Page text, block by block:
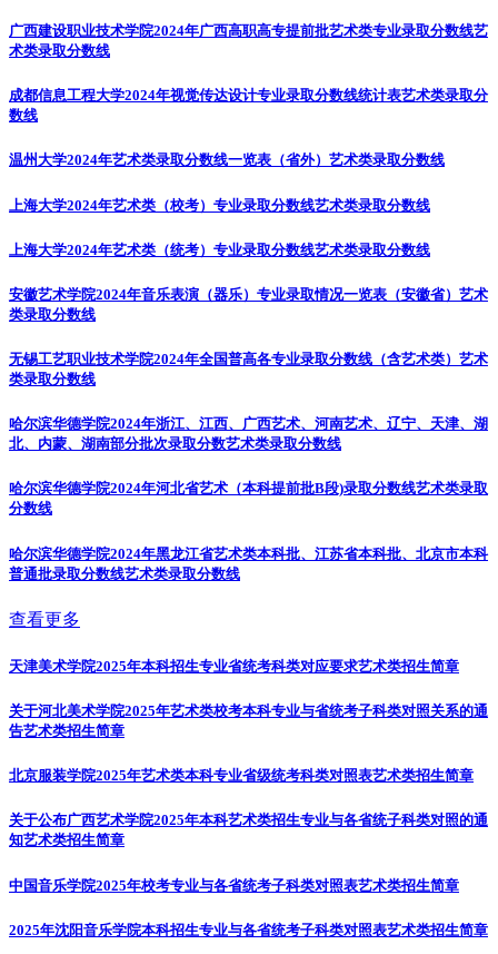
广西建设职业技术学院2024年广西高职高专提前批艺术类专业录取分数线艺
术类录取分数线
成都信息工程大学2024年视觉传达设计专业录取分数线统计表艺术类录取分
数线
温州大学2024年艺术类录取分数线一览表（省外） 艺术类录取分数线
上海大学2024年艺术类（校考）专业录取分数线艺术类录取分数线
上海大学2024年艺术类（统考）专业录取分数线艺术类录取分数线
安徽艺术学院2024年音乐表演（器乐）专业录取情况一览表（安徽省） 艺术
类录取分数线
无锡工艺职业技术学院2024年全国普高各专业录取分数线（含艺术类） 艺术
类录取分数线
哈尔滨华德学院2024年浙江、江西、广西艺术、河南艺术、辽宁、天津、湖
北、内蒙、湖南部分批次录取分数艺术类录取分数线
哈尔滨华德学院2024年河北省艺术（本科提前批B段)录取分数线艺术类录取
分数线
哈尔滨华德学院2024年黑龙江省艺术类本科批、江苏省本科批、北京市本科
普通批录取分数线艺术类录取分数线
查看更多
天津美术学院2025年本科招生专业省统考科类对应要求艺术类招生简章
关于河北美术学院2025年艺术类校考本科专业与省统考子科类对照关系的通
告艺术类招生简章
北京服装学院2025年艺术类本科专业省级统考科类对照表艺术类招生简章
关于公布广西艺术学院2025年本科艺术类招生专业与各省统子科类对照的通
知艺术类招生简章
中国音乐学院2025年校考专业与各省统考子科类对照表艺术类招生简章
2025年沈阳音乐学院本科招生专业与各省统考子科类对照表艺术类招生简章